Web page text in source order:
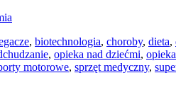
, biotechnologia, choroby, dieta,
, opieka nad dziećmi,
motorowe, sprzęt medyczny,